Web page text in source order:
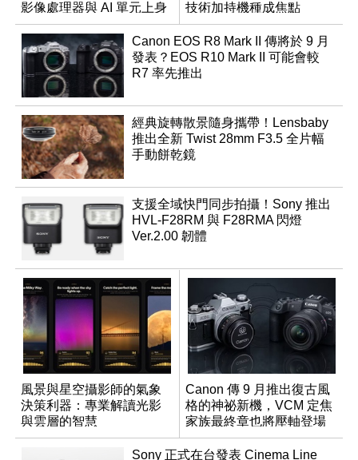
影像處理器與 AI 單元上身
技術加持機種成焦點
Canon EOS R8 Mark II 傳將於 9 月
發表？EOS R10 Mark II 可能會較
R7 率先推出
經典旋轉散景隨身攜帶！Lensbaby
推出全新 Twist 28mm F3.5 全片幅
手動餅乾鏡
支援全域快門同步拍攝！Sony 推出
HVL-F28RM 與 F28RMA 閃燈
Ver.2.00 韌體
風景與星空攝影師的氣象
決策利器：專業解讀光影
與雲層的智慧
App「Atmos」登場
Canon 傳 9 月推出復古風
格的神祕新機，VCM 定焦
家族最終章也將壓軸登場
Sony 正式在台發表 Cinema Line